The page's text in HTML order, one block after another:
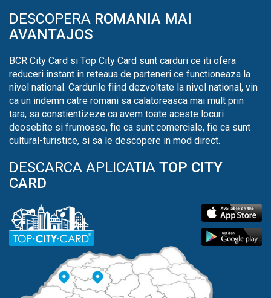
DESCOPERA ROMANIA MAI
AVANTAJOS
BCR City Card si Top City Card sunt carduri ce iti ofera
reduceri instant in reteaua de parteneri ce functioneaza la
nivel national. Cardurile fiind dezvoltate la nivel national, vin
ca un indemn catre romani sa calatoreasca mai mult prin
tara, sa constientizeze ca avem toate aceste locuri
deosebite si frumoase, fie ca sunt comerciale, fie ca sunt
cultural-turistice, si sa le descopere in mod direct.
DESCARCA APLICATIA TOP CITY
CARD